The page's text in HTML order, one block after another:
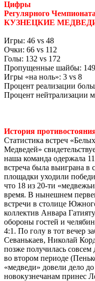
Цифры
Регулярного
КУЗНЕЦКИЕ
Игры: 46 vs 48
Очки: 66 vs 112
Голы: 132 vs 172
Пропущенные шайбы:
Игры «на ноль»: 3 vs 8
Процент реализации
Процент нейтрализации
История
Статистика встреч
Медведей»
наша команда одержала
встреча была выиграна в
площадки уходили
что 18 из 20-ти
время. В нынешнем
встречи в столице
коллектив Анвара
обороны гостей и
4:1. По голу в тот вечер
Севанькаев, Николай
позже получилась
во втором периоде
«медведи» довели дело
новокузнечанам принес